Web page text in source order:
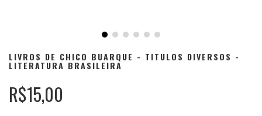
LIVROS DE CHICO BUARQUE - TITULOS DIVERSOS -
LITERATURA BRASILEIRA
R$15,00